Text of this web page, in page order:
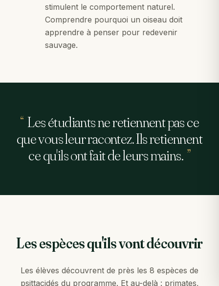
stimulent le comportement naturel.
Comprendre pourquoi un oiseau doit
apprendre à penser pour redevenir
sauvage.
“ Les étudiants ne retiennent pas ce
que vous leur racontez. Ils retiennent
ce qu'ils ont fait de leurs mains. ”
Les espèces qu'ils vont découvrir
Les élèves découvrent de près les 8 espèces de
psittacidés du programme. Et au-delà : primates,